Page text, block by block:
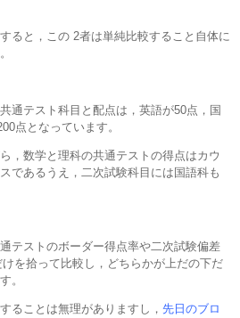
ると，この 2者は単純比較すること自体に
通テスト科目と配点は，英語が50点，国
点となっています。
，数学と理科の共通テストの得点はカウ
であるうえ，二次試験科目には国語科も
テストのボーダー得点率や二次試験偏差
を拾って比較し，どちらかが上だの下だ
。
ることは無理がありますし， 先日のブロ